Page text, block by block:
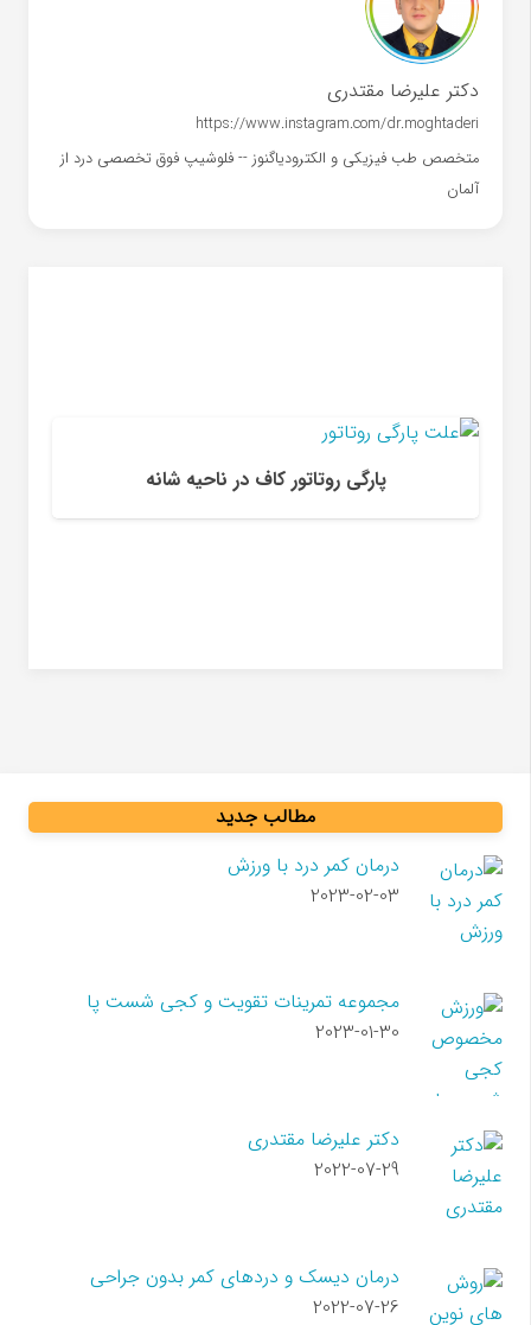
دکتر علیرضا مقتدری
https://www.instagram.com/dr.moghtaderi
متخصص طب فیزیکی و الکترودیاگنوز -- فلوشیپ فوق تخصصی درد از
آلمان
مطالب جدید
درمان کمر درد با ورزش
2023-02-03
مجموعه تمرینات تقویت و کجی شست پا
2023-01-30
دکتر علیرضا مقتدری
2022-07-29
درمان دیسک و دردهای کمر بدون جراحی
2022-07-26